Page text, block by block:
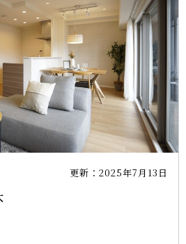
更新：2025年7月13日